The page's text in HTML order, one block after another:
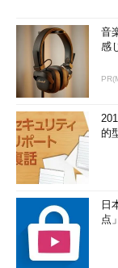
音
感
的
日
点